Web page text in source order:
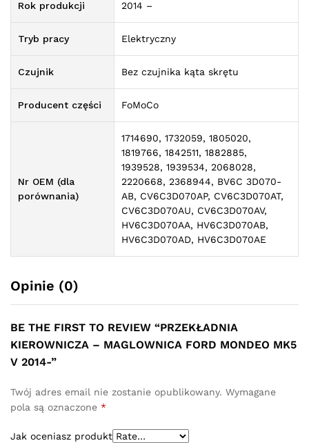
Rok produkcji 2014 –
Tryb pracy Elektryczny
Czujnik Bez czujnika kąta skrętu
Producent części FoMoCo
Nr OEM (dla
porównania)
1714690, 1732059, 1805020,
1819766, 1842511, 1882885,
1939528, 1939534, 2068028,
2220668, 2368944, BV6C 3D070-
AB, CV6C3D070AP, CV6C3D070AT,
CV6C3D070AU, CV6C3D070AV,
HV6C3D070AA, HV6C3D070AB,
HV6C3D070AD, HV6C3D070AE
Opinie (0)
BE THE FIRST TO REVIEW “PRZEKŁADNIA
KIEROWNICZA – MAGLOWNICA FORD MONDEO MK5
V 2014-”
Twój adres email nie zostanie opublikowany. Wymagane
pola są oznaczone *
Jak oceniasz produkt